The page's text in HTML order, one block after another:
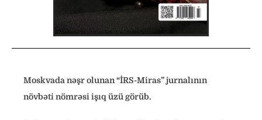
Moskvada nəşr olunan “İRS-Miras” jurnalının
növbəti nömrəsi işıq üzü görüb.